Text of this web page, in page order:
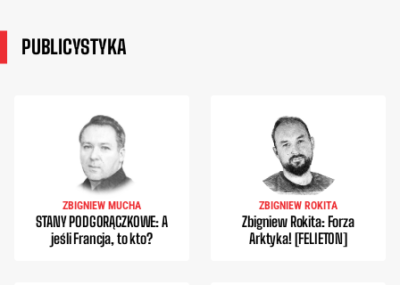
PUBLICYSTYKA
ZBIGNIEW MUCHA
STANY PODGORĄCZKOWE: A
jeśli Francja, to kto?
ZBIGNIEW ROKITA
Zbigniew Rokita: Forza
Arktyka! [FELIETON]